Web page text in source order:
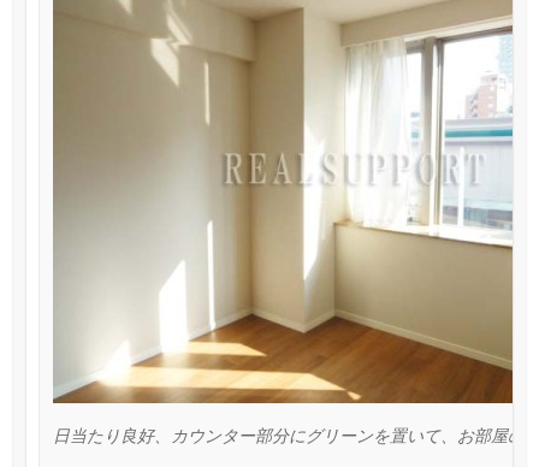
日当たり良好、カウンター部分にグリーンを置いて、お部屋の